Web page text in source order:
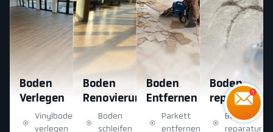
Boden
Verlegen
Vinylboden
verlegen
Boden
Renovierung
Boden
schleifen
Boden
Entfernen
Parkett
entfernen
Boden
reparatur
Boden
reparatur